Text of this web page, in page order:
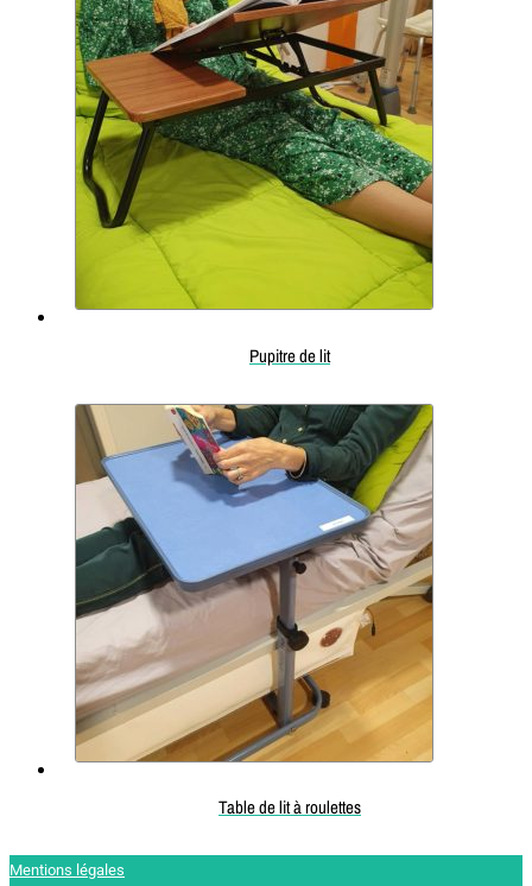
Pupitre de lit
Table de lit à roulettes
Mentions légales